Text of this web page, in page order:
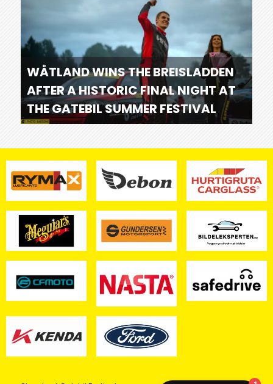
WÅTLAND WINS THE BREISLADDEN
AFTER A HISTORIC FINAL NIGHT AT
THE GATEBIL SUMMER FESTIVAL